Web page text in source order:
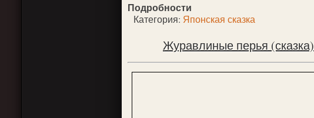
Подробности
Категория: Японская сказка
Журавлиные перья (сказка)